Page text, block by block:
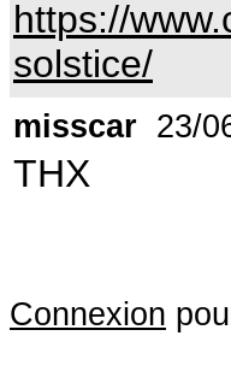
https://
solstice/
misscar 23/
THX
Connexion